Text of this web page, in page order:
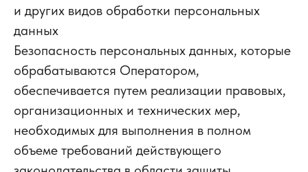
и других видов обработки персональных
данных
Безопасность персональных данных, которые
обрабатываются Оператором,
обеспечивается путем реализации правовых,
организационных и технических мер,
необходимых для выполнения в полном
объеме требований действующего